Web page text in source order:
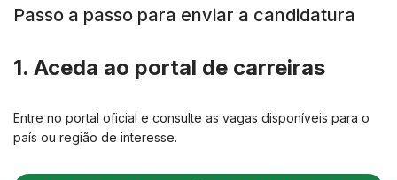
Passo a passo para enviar a candidatura
1. Aceda ao portal de carreiras
Entre no portal oficial e consulte as vagas disponíveis para o
país ou região de interesse.